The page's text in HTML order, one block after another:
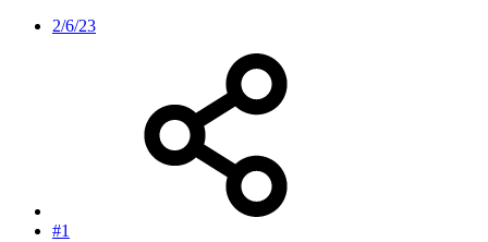
2/6/23
#1